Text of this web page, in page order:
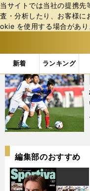
当サイトでは当社の提携先
査・分析したり、お客様に
okie を使⽤する場合があ
新着 ランキング
b
ス
ポ
ル
テ
ィ
ー
バ
「#日本高校サッ
編集部のおすすめ